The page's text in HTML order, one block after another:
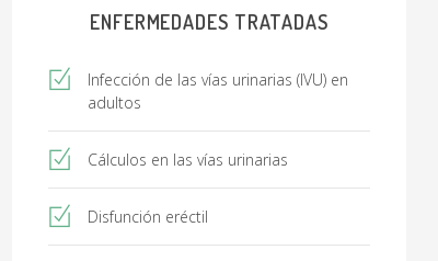
ENFERMEDADES TRATADAS
Infección de las vías urinarias (IVU) en
adultos
Cálculos en las vías urinarias
Disfunción eréctil